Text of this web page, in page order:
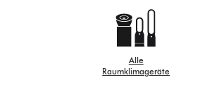
Alle
Raumklimageräte